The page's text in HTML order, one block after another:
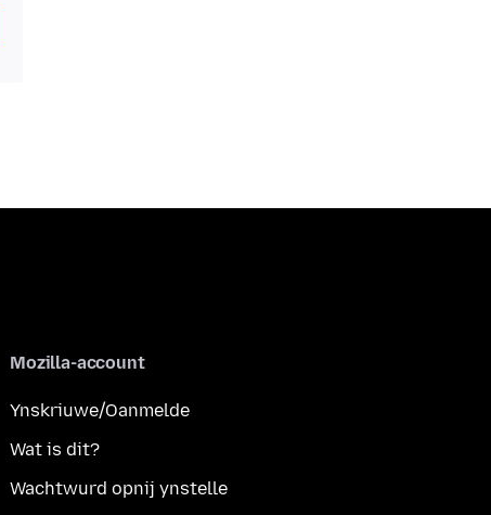
Mozilla-account
Ynskriuwe/Oanmelde
Wat is dit?
Wachtwurd opnij ynstelle